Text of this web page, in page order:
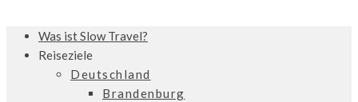
Was ist Slow Travel?
Reiseziele
Deutschland
Brandenburg